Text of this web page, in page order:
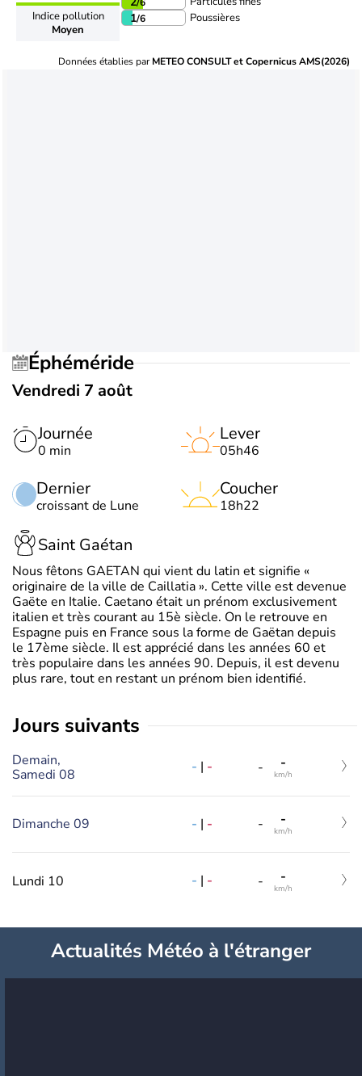
Indice pollution
Moyen
1/6 Poussières
Données établies parMETEO CONSULT et Copernicus AMS(2026)
Éphéméride
Vendredi 7 août
Journée
0 min
Dernier
croissant de Lune
Lever
05h46
Coucher
18h22
Saint Gaétan
Nous fêtons GAETAN qui vient du latin et signifie «
originaire de la ville de Caillatia ». Cette ville est devenue
Gaëte en Italie. Caetano était un prénom exclusivement
italien et très courant au 15è siècle. On le retrouve en
Espagne puis en France sous la forme de Gaëtan depuis
le 17ème siècle. Il est apprécié dans les années 60 et
très populaire dans les années 90. Depuis, il est devenu
plus rare, tout en restant un prénom bien identifié.
jours suivants
Demain,
Samedi 08
- | - - -
km/h
Dimanche 09 - | - - -
km/h
Lundi 10 - | - - -
km/h
Actualités Météo à l'étranger